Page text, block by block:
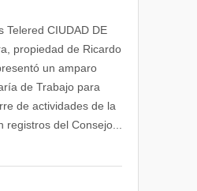
Telered CIUDAD DE
propiedad de Ricardo
un amparo
de Trabajo para
de actividades de la
registros del Consejo...